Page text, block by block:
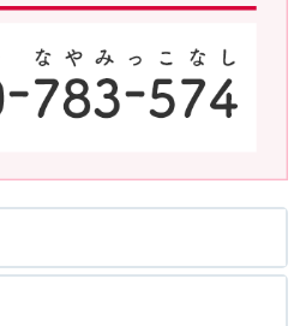
間いつでもあなたの相談を待ってい
574